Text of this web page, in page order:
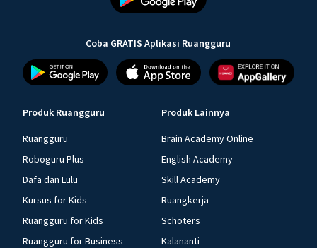
Coba GRATIS Aplikasi Ruangguru
Produk Ruangguru
Ruangguru
Roboguru Plus
Dafa dan Lulu
Kursus for Kids
Ruangguru for Kids
Ruangguru for Business
Produk Lainnya
Brain Academy Online
English Academy
Skill Academy
Ruangkerja
Schoters
Kalananti